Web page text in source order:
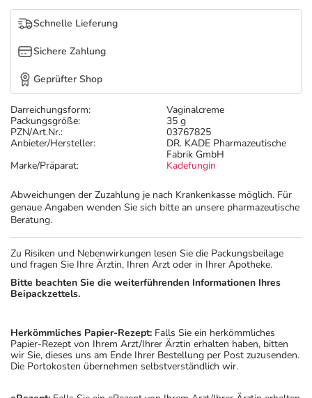
Tierapotheke
Vitamine & Mineralstoffe
Marken
Darreichungsform:
Vaginalcreme
Packungsgröße:
35 g
PZN/Art.Nr.:
03767825
Anbieter/Hersteller:
DR. KADE Pharmazeutische
Fabrik GmbH
Marke/Präparat:
Kadefungin
Abweichungen der Zuzahlung je nach Krankenkasse möglich. Für
genaue Angaben wenden Sie sich bitte an unsere pharmazeutische
Beratung.
Schnelle Lieferung
Sichere Zahlung
Geprüfter Shop
Zu Risiken und Nebenwirkungen lesen Sie die Packungsbeilage
und fragen Sie Ihre Ärztin, Ihren Arzt oder in Ihrer Apotheke.
Bitte beachten Sie die weiterführenden Informationen Ihres
Beipackzettels.
Herkömmliches Papier-Rezept: Falls Sie ein herkömmliches
Papier-Rezept von Ihrem Arzt/Ihrer Ärztin erhalten haben, bitten
wir Sie, dieses uns am Ende Ihrer Bestellung per Post zuzusenden.
Die Portokosten übernehmen selbstverständlich wir.